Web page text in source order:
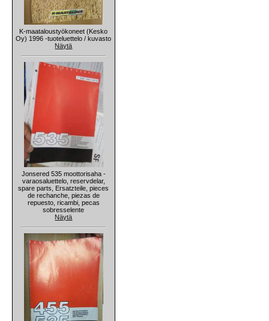
K-maataloustyökoneet (Kesko
Oy) 1996 -tuoteluettelo / kuvasto
Näytä
Jonsered 535 moottorisaha -
varaosaluettelo, reservdelar,
spare parts, Ersatzteile, pieces
de rechanche, piezas de
repuesto, ricambi, pecas
sobresselente
Näytä